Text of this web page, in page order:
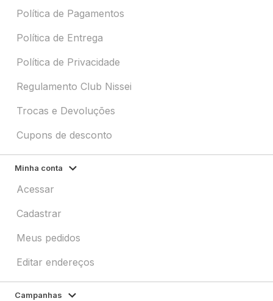
Política de Pagamentos
Política de Entrega
Política de Privacidade
Regulamento Club Nissei
Trocas e Devoluções
Cupons de desconto
Minha conta
Acessar
Cadastrar
Meus pedidos
Editar endereços
Campanhas